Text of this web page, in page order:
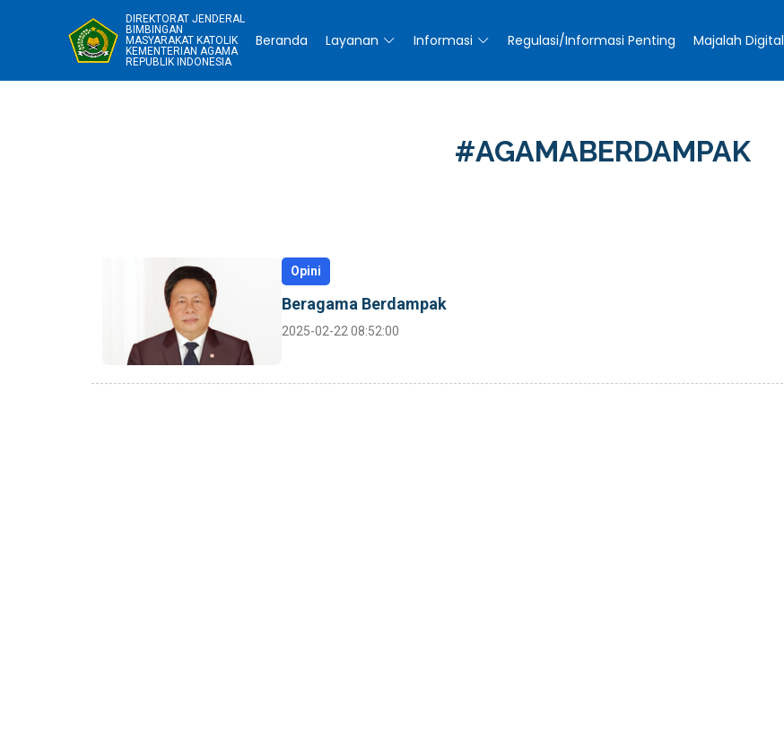
DIREKTORAT JENDERAL
BIMBINGAN
MASYARAKAT KATOLIK
KEMENTERIAN AGAMA
REPUBLIK INDONESIA
Beranda Layanan Informasi Regulasi/Informasi Penting Majalah Digital
#AGAMABERDAMPAK
Opini
Beragama Berdampak
2025-02-22 08:52:00